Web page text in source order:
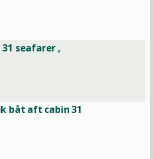
seafarer ,
båt aft cabin 31